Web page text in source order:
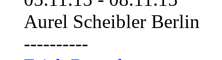
Aurel Scheibler Berlin
----------